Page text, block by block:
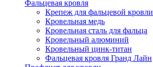
Фальцевая кровля
Крепеж для фальцевой кровли
Кровельная медь
Кровельная сталь для фальца
Кровельный алюминий
Кровельный цинк-титан
Фальцевая кровля Гранд Лайн